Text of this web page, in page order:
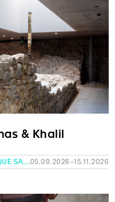
& Khalil
SASA - SITE ARCHÉOLOGIQUE SAINT-ANTOINE, GENÈVE05.09.2026–15.11.2026